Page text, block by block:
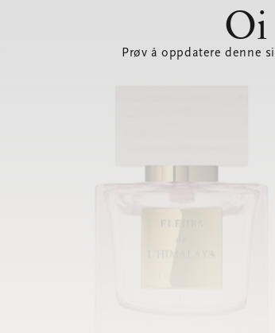
Prøv å oppdatere denne